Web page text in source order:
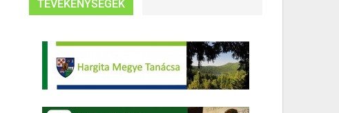
TEVÉKENYSÉGEK